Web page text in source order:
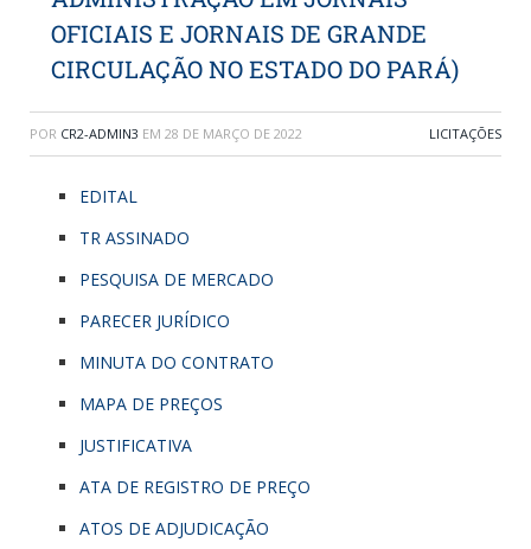
OFICIAIS E JORNAIS DE GRANDE
CIRCULAÇÃO NO ESTADO DO PARÁ)
POR CR2-ADMIN3 EM 28 DE MARÇO DE 2022 LICITAÇÕES
EDITAL
TR ASSINADO
PESQUISA DE MERCADO
PARECER JURÍDICO
MINUTA DO CONTRATO
MAPA DE PREÇOS
JUSTIFICATIVA
ATA DE REGISTRO DE PREÇO
ATOS DE ADJUDICAÇÃO